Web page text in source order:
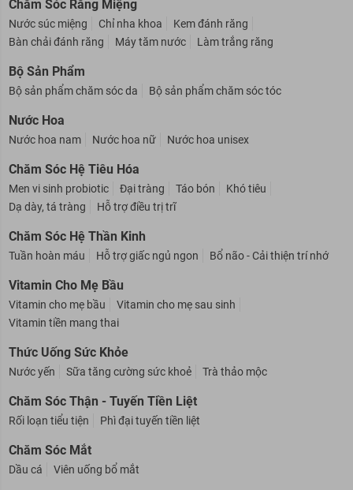
Chăm Sóc Răng Miệng
Nước súc miệng Chỉ nha khoa
Kem đánh răng
Bàn chải đánh răng
Máy tăm nước Làm trắng răng
Bộ Sản Phẩm
Bộ sản phẩm chăm sóc da Bộ sản phẩm chăm sóc tóc
Nước Hoa
Nước hoa nam Nước hoa nữ Nước hoa unisex
Chăm Sóc Hệ Tiêu Hóa
Men vi sinh probiotic Đại tràng Táo bón
Khó tiêu
Dạ dày, tá tràng
Hỗ trợ điều trị trĩ
Chăm Sóc Hệ Thần Kinh
Tuần hoàn máu Hỗ trợ giấc ngủ ngon Bổ não - Cải thiện trí nhớ
Vitamin Cho Mẹ Bầu
Vitamin cho mẹ bầu
Vitamin cho mẹ sau sinh
Vitamin tiền mang thai
Thức Uống Sức Khỏe
Nước yến Sữa tăng cường sức khoẻ Trà thảo mộc
Chăm Sóc Thận - Tuyến Tiền Liệt
Rối loạn tiểu tiện Phì đại tuyến tiền liệt
Chăm Sóc Mắt
Dầu cá Viên uống bổ mắt